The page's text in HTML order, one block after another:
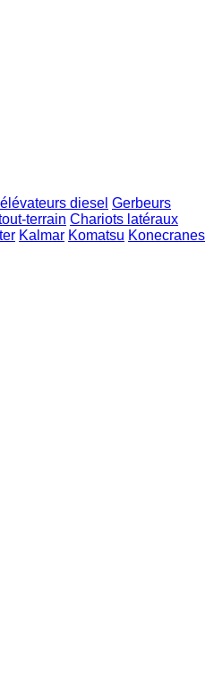
diesel Gerbeurs
terrain Chariots latéraux
Kalmar Komatsu Konecranes